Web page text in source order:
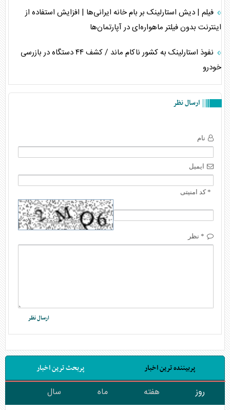
فیلم | دیش استارلینک بر بام خانه ایرانی‌ها | افزایش استفاده از
اینترنت بدون فیلتر ماهواره‌ای در آپارتمان‌ها
نفوذ استارلینک به کشور ناکام ماند / کشف ۴۴ دستگاه در بازرسی
خودرو
ارسال نظر
نام
ایمیل
* کد امنیتی
* نظر
پربیننده ترین اخبار پربحث ترین اخبار
روز هفته ماه سال